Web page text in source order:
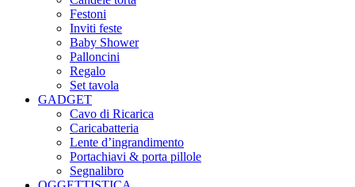
Festoni
Inviti feste
Baby Shower​
Palloncini
Regalo
Set tavola
GADGET
Cavo di Ricarica
Caricabatteria
Lente d’ingrandimento
Portachiavi & porta pillole
Segnalibro